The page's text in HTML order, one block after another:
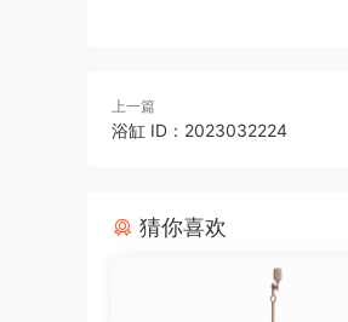
上一篇
浴缸 ID：2023032224
猜你喜欢